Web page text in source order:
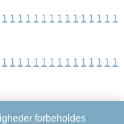
1 1 1 1 1 1 1 1 1 1 1 1 1 1 1
1 1 1 1 1 1 1 1 1 1 1 1 1 1 1
forbeholdes